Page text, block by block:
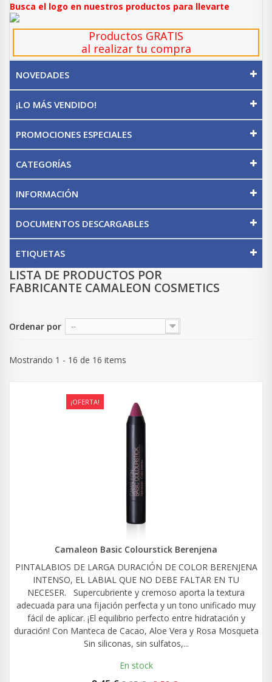
Busca el logo en nuestros productos para llevarte
Productos GRATIS
al realizar tu compra
NOVEDADES
¡LO MÁS VENDIDO!
PROMOCIONES ESPECIALES
CATEGORÍAS
INFORMACIÓN
DOCUMENTOS DESCARGABLES
ETIQUETAS
LISTA DE PRODUCTOS POR
FABRICANTE CAMALEON COSMETICS
Ordenar por --
Mostrando 1 - 16 de 16 items
¡OFERTA!
Camaleon Basic Colourstick Berenjena
PINTALABIOS DE LARGA DURACIÓN DE COLOR BERENJENA
INTENSO, EL LABIAL QUE NO DEBE FALTAR EN TU
NECESER. Supercubriente y cremoso aporta la textura
adecuada para una fijación perfecta y un tono unificado muy
fácil de aplicar. ¡El equilibrio perfecto entre hidratación y
duración! Con Manteca de Cacao, Aloe Vera y Rosa Mosqueta
Sin siliconas, sin sulfatos,...
En stock